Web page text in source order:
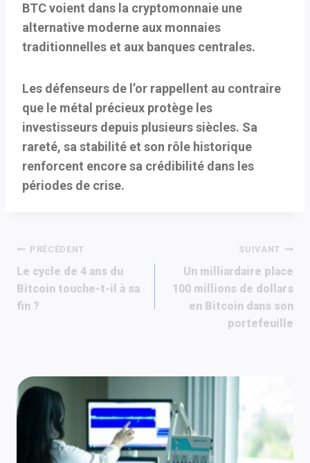
BTC voient dans la cryptomonnaie une
alternative moderne aux monnaies
traditionnelles et aux banques centrales.
Les défenseurs de l’or rappellent au contraire
que le métal précieux protège les
investisseurs depuis plusieurs siècles. Sa
rareté, sa stabilité et son rôle historique
renforcent encore sa crédibilité dans les
périodes de crise.
Navigation
de
l’article
PRÉCÉDENT
Le cycle de 4 ans du
Bitcoin touche-t-il à sa
fin ?
SUIVANT
Un milliardaire place
100 millions de dollars
en Bitcoin dans son
portefeuille